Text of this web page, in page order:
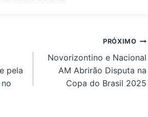
pela
PRÓXIMO
Novorizontino e Nacional
AM Abrirão Disputa na
Copa do Brasil 2025